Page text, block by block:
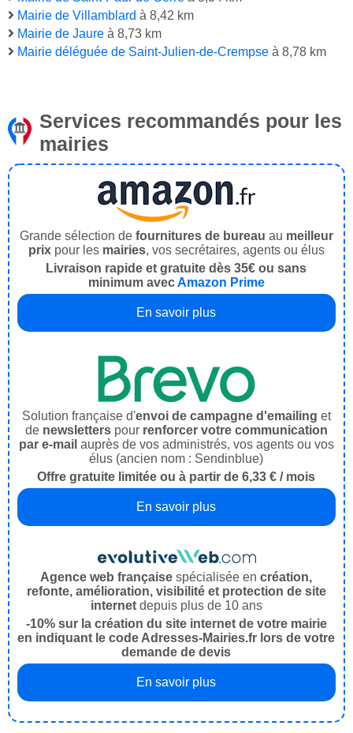
Mairie de Villamblard à 8,42 km
Mairie de Jaure à 8,73 km
Mairie déléguée de Saint-Julien-de-Crempse à 8,78 km
Services recommandés pour les
mairies
Grande sélection de fournitures de bureau au meilleur
prix pour les mairies, vos secrétaires, agents ou élus
Livraison rapide et gratuite dès 35€ ou sans
minimum avecAmazon Prime
En savoir plus
Solution française d'envoi de campagne d'emailing et
de newsletters pour renforcer votre communication
par e-mail auprès de vos administrés, vos agents ou vos
élus (ancien nom : Sendinblue)
Offre gratuite limitée ou à partir de 6,33 € / mois
En savoir plus
Agence web française spécialisée encréation,
refonte, amélioration, visibilité et protection de site
internet depuis plus de 10 ans
-10% sur la création du site internet de votre mairie
en indiquant le code Adresses-Mairies.fr lors de votre
demande de devis
En savoir plus